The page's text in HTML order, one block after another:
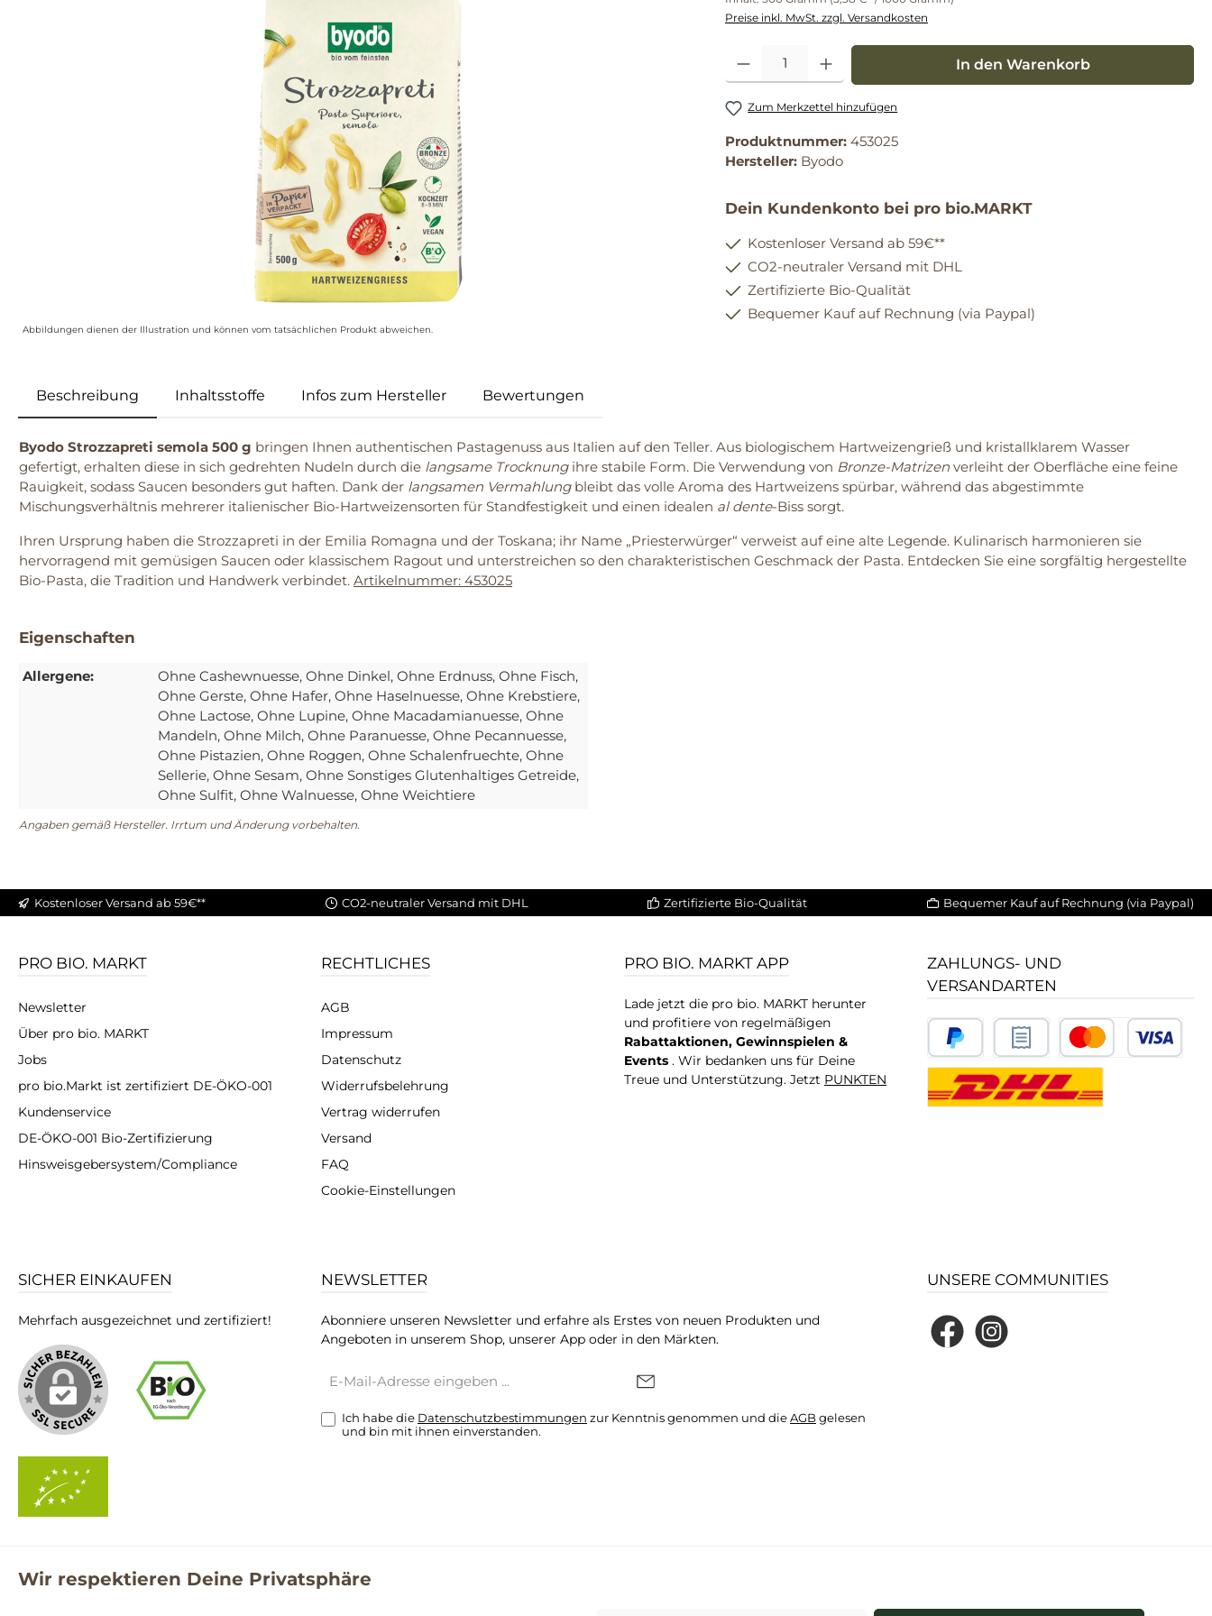
Abbildungen dienen der Illustration und können vom tatsächlichen Produkt abweichen.
Preise inkl. MwSt. zzgl. Versandkosten
Produkt Anzahl: Gib den gewünschten Wert ein oder benutze die Schaltflächen um die
In den Warenkorb
Zum Merkzettel hinzufügen
Produktnummer: 453025
Hersteller: Byodo
Dein Kundenkonto bei pro bio.MARKT
Kostenloser Versand ab 59€**
CO2-neutraler Versand mit DHL
Zertifizierte Bio-Qualität
Bequemer Kauf auf Rechnung (via Paypal)
Beschreibung Inhaltsstoffe Infos zum Hersteller Bewertungen
Byodo Strozzapreti semola 500 g bringen Ihnen authentischen Pastagenuss aus Italien auf den Teller. Aus biologischem Hartweizengrieß und kristallklarem Wasser
gefertigt, erhalten diese in sich gedrehten Nudeln durch die langsame Trocknungihre stabile Form. Die Verwendung von Bronze-Matrizen verleiht der Oberfläche eine feine
Rauigkeit, sodass Saucen besonders gut haften. Dank der langsamen Vermahlungbleibt das volle Aroma des Hartweizens spürbar, während das abgestimmte
Mischungsverhältnis mehrerer italienischer Bio-Hartweizensorten für Standfestigkeit und einen idealen al dente-Biss sorgt.
Ihren Ursprung haben die Strozzapreti in der Emilia Romagna und der Toskana; ihr Name „Priesterwürger“ verweist auf eine alte Legende. Kulinarisch harmonieren sie
hervorragend mit gemüsigen Saucen oder klassischem Ragout und unterstreichen so den charakteristischen Geschmack der Pasta. Entdecken Sie eine sorgfältig hergestellte
Bio-Pasta, die Tradition und Handwerk verbindet. Artikelnummer: 453025
Eigenschaften
Allergene: Ohne Cashewnuesse, Ohne Dinkel, Ohne Erdnuss, Ohne Fisch,
Ohne Gerste, Ohne Hafer, Ohne Haselnuesse, Ohne Krebstiere,
Ohne Lactose, Ohne Lupine, Ohne Macadamianuesse, Ohne
Mandeln, Ohne Milch, Ohne Paranuesse, Ohne Pecannuesse,
Ohne Pistazien, Ohne Roggen, Ohne Schalenfruechte, Ohne
Sellerie, Ohne Sesam, Ohne Sonstiges Glutenhaltiges Getreide,
Ohne Sulfit, Ohne Walnuesse, Ohne Weichtiere
Angaben gemäß Hersteller. Irrtum und Änderung vorbehalten.
Kostenloser Versand ab 59€** CO2-neutraler Versand mit DHL Zertifizierte Bio-Qualität Bequemer Kauf auf Rechnung (via Paypal)
PRO BIO. MARKT
Newsletter
Über pro bio. MARKT
Jobs
pro bio.Markt ist zertifiziert DE-ÖKO-001
Kundenservice
DE-ÖKO-001 Bio-Zertifizierung
Hinsweisgebersystem/Compliance
RECHTLICHES
AGB
Impressum
Datenschutz
Widerrufsbelehrung
Vertrag widerrufen
Versand
FAQ
Cookie-Einstellungen
PRO BIO. MARKT APP
Lade jetzt die pro bio. MARKT herunter
und profitiere von regelmäßigen
Rabattaktionen, Gewinnspielen &
Events . Wir bedanken uns für Deine
Treue und Unterstützung. Jetzt PUNKTEN
ZAHLUNGS- UND
VERSANDARTEN
SICHER EINKAUFEN
Mehrfach ausgezeichnet und zertifiziert!
NEWSLETTER
Abonniere unseren Newsletter und erfahre als Erstes von neuen Produkten und
Angeboten in unserem Shop, unserer App oder in den Märkten.
Mail-
Ich habe die Datenschutzbestimmungen zur Kenntnis genommen und dieAGBgelesen
und bin mit ihnen einverstanden.
UNSERE COMMUNITIES
FacebookInstagram
Wir respektieren Deine Privatsphäre